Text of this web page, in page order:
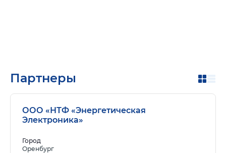
Партнеры
ООО «НТФ «Энергетическая
Электроника»
Город
Оренбург